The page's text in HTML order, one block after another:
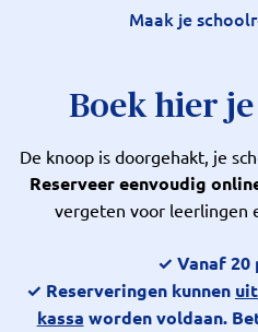
Maak je
Boek hier
De knoop is doorgehakt, je
Reserveer eenvoudig
vergeten voor leerlingen
✓ Vanaf 20
✓ Reserveringen kunnen
kassa worden voldaan.